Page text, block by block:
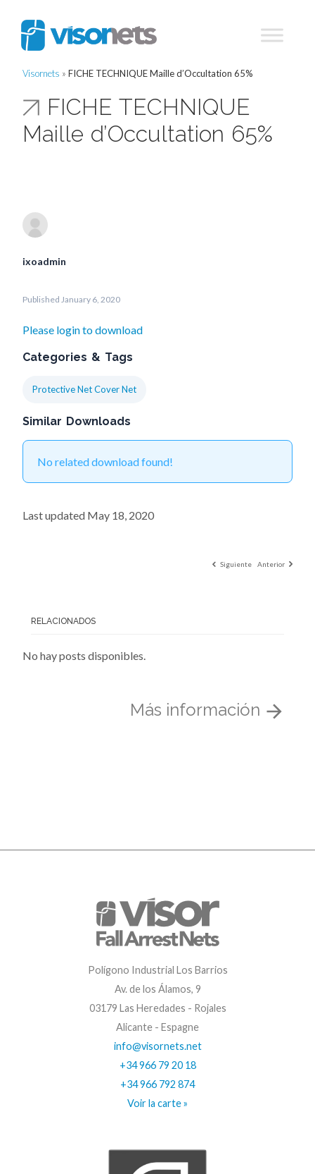
Visornets » FICHE TECHNIQUE Maille d’Occultation 65%
FICHE TECHNIQUE
Maille d’Occultation 65%
ixoadmin
Published January 6, 2020
Please login to download
Categories & Tags
Protective Net Cover Net
Similar Downloads
No related download found!
Last updated May 18, 2020
Siguiente Anterior
RELACIONADOS
No hay posts disponibles.
Más información
Polígono Industrial Los Barrios
Av. de los Álamos, 9
03179 Las Heredades - Rojales
Alicante - Espagne
info@visornets.net
+34 966 79 20 18
+34 966 792 874
Voir la carte »